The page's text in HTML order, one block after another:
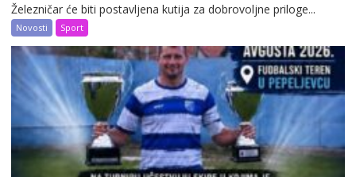
Železničar će biti postavljena kutija za dobrovoljne priloge...
Novosti Sport